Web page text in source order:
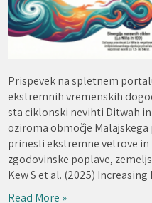
Prispevek na spletnem
ekstremnih vremenskih
sta ciklonski nevihti Ditwah
oziroma območje Malajskega
prinesli ekstremne vetrove in
zgodovinske poplave,
Kew S et al. (2025)
Read More »